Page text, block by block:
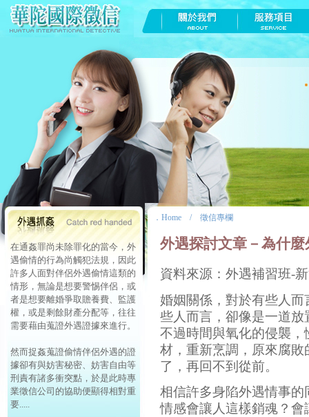
在通姦罪尚未除罪化的當今，外
遇偷情的行為尚觸犯法規，因此
許多人面對伴侶外遇偷情這類的
情形，無論是想要警惕伴侶，或
者是想要離婚爭取贍養費、監護
權，或是剩餘財產分配等，往往
需要藉由蒐證外遇證據來進行。
然而捉姦蒐證偷情伴侶外遇的證
據卻有與妨害秘密、妨害自由等
刑責有諸多衝突點，於是此時專
業徵信公司的協助便顯得相對重
要.....
． Home / 徵信專欄
外遇探討文章－為什
資料來源：外遇補習班-
婚姻關係，對於有些人
些人而言，卻像是一道
不過時間與氧化的侵襲
材，重新烹調，原來腐
了，再回不到從前。
相信許多身陷外遇情事
情感會讓人這樣銷魂？